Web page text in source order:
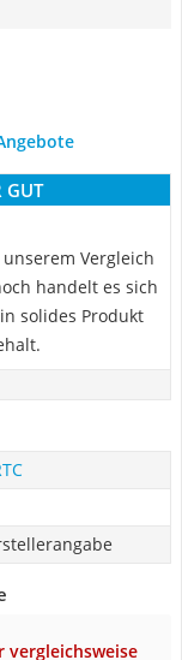
GUT
Vergleich
handelt es sich
solides Produkt
vergleichsweise